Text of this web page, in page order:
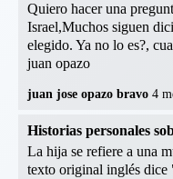
Quiero hacer una
Israel,Muchos siguen
elegido. Ya no lo es?,
juan opazo
juan jose opazo bravo 4
Historias personales
La hija se refiere a una
texto original inglés